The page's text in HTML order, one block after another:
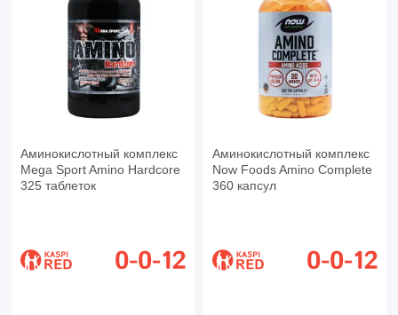
Аминокислотный комплекс
Mega Sport Amino Hardcore
325 таблеток
Аминокислотный комплекс
Now Foods Amino Complete
360 капсул